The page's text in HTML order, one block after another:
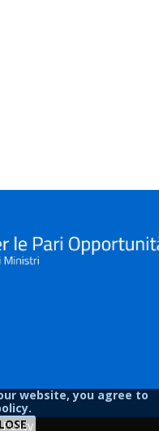
website, you agree to